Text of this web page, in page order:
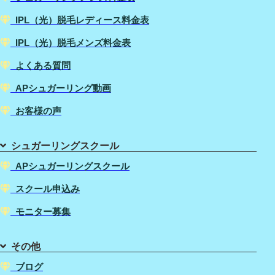
IPL（光）脱毛レディース料金表
IPL（光）脱毛メンズ料金表
よくある質問
APシュガーリング動画
お客様の声
シュガーリングスクール
APシュガーリングスクール
スクール申込み
モニター募集
その他
ブログ